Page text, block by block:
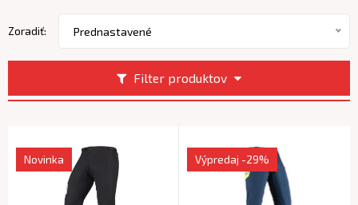
Filter produktov
Zoradiť: Prednastavené
Novinka Výpredaj -29%